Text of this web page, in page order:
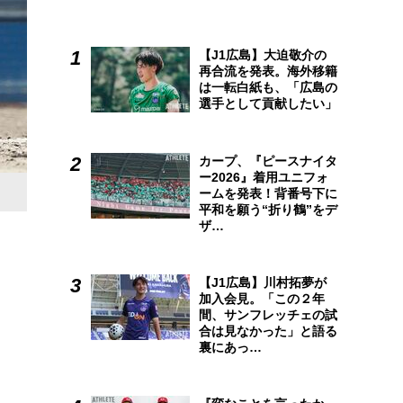
序盤は試合の主導権を握ったJKB。
【J1広島】大迫敬介の
再合流を発表。海外移籍
は一転白紙も、「広島の
選手として貢献したい」
カープ、『ピースナイタ
ー2026』着用ユニフォ
ームを発表！背番号下に
平和を願う“折り鶴”をデ
ザ…
【J1広島】川村拓夢が
加入会見。「この２年
間、サンフレッチェの試
合は見なかった」と語る
裏にあっ…